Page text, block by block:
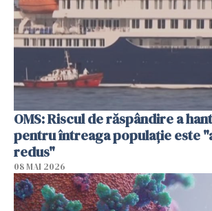
OMS: Riscul de răspândire a
pentru întreaga populaţie este
redus"
08 MAI 2026